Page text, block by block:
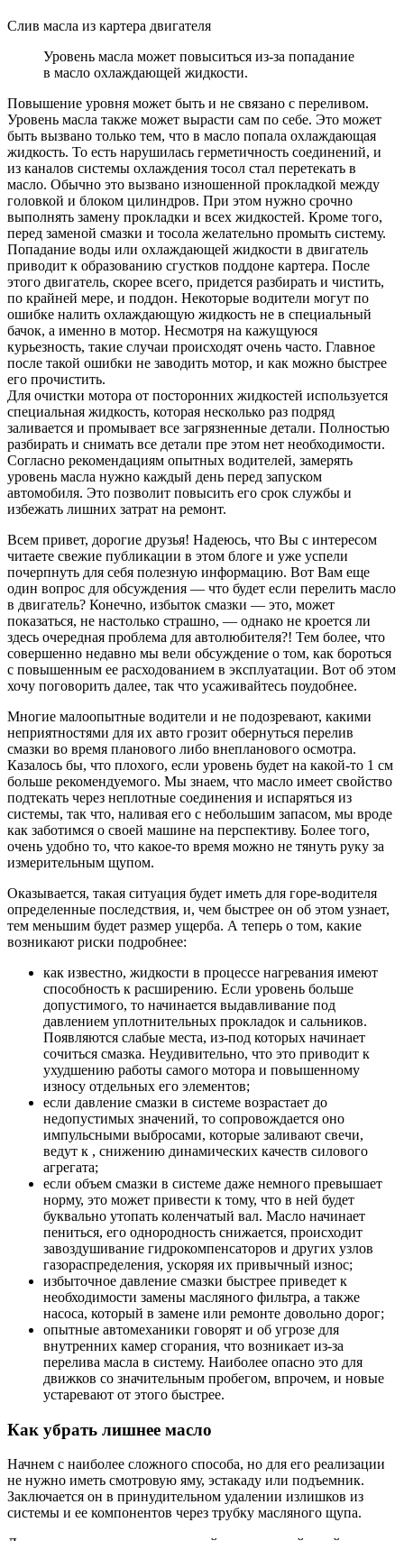
Слив масла из картера двигателя
Уровень масла может повыситься из-за попадание
в масло охлаждающей жидкости.
Повышение уровня может быть и не связано с переливом.
Уровень масла также может вырасти сам по себе. Это может
быть вызвано только тем, что в масло попала охлаждающая
жидкость. То есть нарушилась герметичность соединений, и
из каналов системы охлаждения тосол стал перетекать в
масло. Обычно это вызвано изношенной прокладкой между
головкой и блоком цилиндров. При этом нужно срочно
выполнять замену прокладки и всех жидкостей. Кроме того,
перед заменой смазки и тосола желательно промыть систему.
Попадание воды или охлаждающей жидкости в двигатель
приводит к образованию сгустков поддоне картера. После
этого двигатель, скорее всего, придется разбирать и чистить,
по крайней мере, и поддон. Некоторые водители могут по
ошибке налить охлаждающую жидкость не в специальный
бачок, а именно в мотор. Несмотря на кажущуюся
курьезность, такие случаи происходят очень часто. Главное
после такой ошибки не заводить мотор, и как можно быстрее
его прочистить.
Для очистки мотора от посторонних жидкостей используется
специальная жидкость, которая несколько раз подряд
заливается и промывает все загрязненные детали. Полностью
разбирать и снимать все детали пре этом нет необходимости.
Согласно рекомендациям опытных водителей, замерять
уровень масла нужно каждый день перед запуском
автомобиля. Это позволит повысить его срок службы и
избежать лишних затрат на ремонт.
Всем привет, дорогие друзья! Надеюсь, что Вы с интересом
читаете свежие публикации в этом блоге и уже успели
почерпнуть для себя полезную информацию. Вот Вам еще
один вопрос для обсуждения — что будет если перелить масло
в двигатель? Конечно, избыток смазки — это, может
показаться, не настолько страшно, — однако не кроется ли
здесь очередная проблема для автолюбителя?! Тем более, что
совершенно недавно мы вели обсуждение о том, как бороться
с повышенным ее расходованием в эксплуатации. Вот об этом
хочу поговорить далее, так что усаживайтесь поудобнее.
Многие малоопытные водители и не подозревают, какими
неприятностями для их авто грозит обернуться перелив
смазки во время планового либо внепланового осмотра.
Казалось бы, что плохого, если уровень будет на какой-то 1 см
больше рекомендуемого. Мы знаем, что масло имеет свойство
подтекать через неплотные соединения и испаряться из
системы, так что, наливая его с небольшим запасом, мы вроде
как заботимся о своей машине на перспективу. Более того,
очень удобно то, что какое-то время можно не тянуть руку за
измерительным щупом.
Оказывается, такая ситуация будет иметь для горе-водителя
определенные последствия, и, чем быстрее он об этом узнает,
тем меньшим будет размер ущерба. А теперь о том, какие
возникают риски подробнее:
как известно, жидкости в процессе нагревания имеют
способность к расширению. Если уровень больше
допустимого, то начинается выдавливание под
давлением уплотнительных прокладок и сальников.
Появляются слабые места, из-под которых начинает
сочиться смазка. Неудивительно, что это приводит к
ухудшению работы самого мотора и повышенному
износу отдельных его элементов;
если давление смазки в системе возрастает до
недопустимых значений, то сопровождается оно
импульсными выбросами, которые заливают свечи,
ведут к , снижению динамических качеств силового
агрегата;
если объем смазки в системе даже немного превышает
норму, это может привести к тому, что в ней будет
буквально утопать коленчатый вал. Масло начинает
пениться, его однородность снижается, происходит
завоздушивание гидрокомпенсаторов и других узлов
газораспределения, ускоряя их привычный износ;
избыточное давление смазки быстрее приведет к
необходимости замены масляного фильтра, а также
насоса, который в замене или ремонте довольно дорог;
опытные автомеханики говорят и об угрозе для
внутренних камер сгорания, что возникает из-за
перелива масла в систему. Наиболее опасно это для
движков со значительным пробегом, впрочем, и новые
устаревают от этого быстрее.
Как убрать лишнее масло
Начнем с наиболее сложного способа, но для его реализации
не нужно иметь смотровую яму, эстакаду или подъемник.
Заключается он в принудительном удалении излишков из
системы и ее компонентов через трубку масляного щупа.